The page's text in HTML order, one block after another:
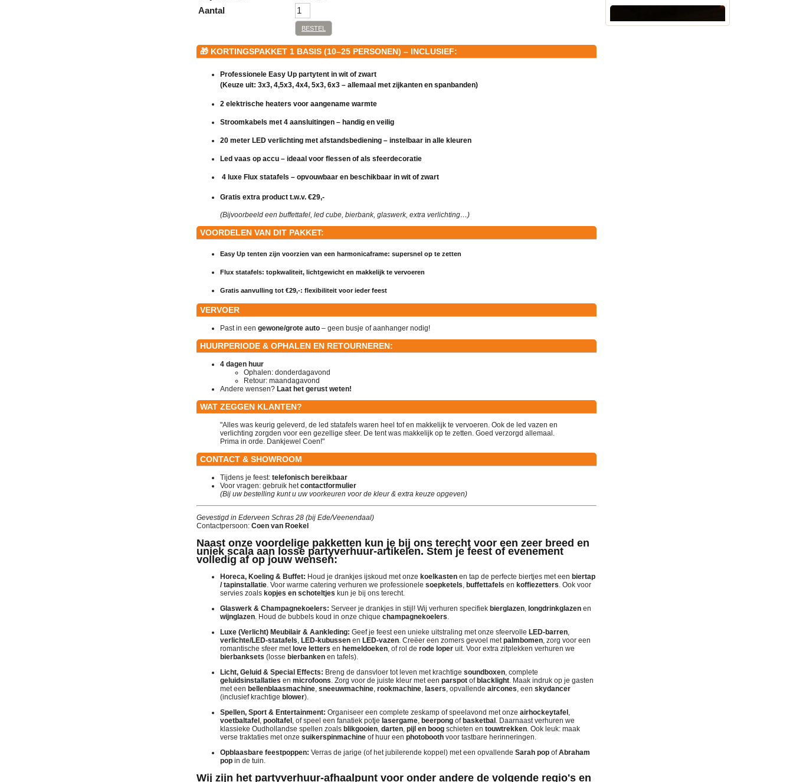
Aantal
BESTEL
🎁 KORTINGSPAKKET 1 BASIS (10–25 PERSONEN) – INCLUSIEF:
Professionele Easy Up partytent in wit of zwart
(Keuze uit: 3x3, 4,5x3, 4x4, 5x3, 6x3 – allemaal met zijkanten en spanbanden)
2 elektrische heaters voor aangename warmte
Stroomkabels met 4 aansluitingen – handig en veilig
20 meter LED verlichting met afstandsbediening – instelbaar in alle kleuren
Led vaas op accu – ideaal voor flessen of als sfeerdecoratie
4 luxe Flux statafels – opvouwbaar en beschikbaar in wit of zwart
Gratis extra product t.w.v. €29,-
(Bijvoorbeeld een buffettafel, led cube, bierbank, glaswerk, extra verlichting…)
VOORDELEN VAN DIT PAKKET:
Easy Up tenten zijn voorzien van een harmonicaframe: supersnel op te zetten
Flux statafels: topkwaliteit, lichtgewicht en makkelijk te vervoeren
Gratis aanvulling tot €29,-: flexibiliteit voor ieder feest
VERVOER
Past in een gewone/grote auto – geen busje of aanhanger nodig!
HUURPERIODE & OPHALEN EN RETOURNEREN:
4 dagen huur
Ophalen: donderdagavond
Retour: maandagavond
Andere wensen? Laat het gerust weten!
WAT ZEGGEN KLANTEN?
"Alles was keurig geleverd, de led statafels waren heel tof en makkelijk te vervoeren. Ook de led vazen en
verlichting zorgden voor een gezellige sfeer. De tent was makkelijk op te zetten. Goed verzorgd allemaal.
Prima in orde. Dankjewel Coen!"
CONTACT & SHOWROOM
Tijdens je feest: telefonisch bereikbaar
Voor vragen: gebruik hetcontactformulier
(Bij uw bestelling kunt u uw voorkeuren voor de kleur & extra keuze opgeven)
Gevestigd in Ederveen Schras 28 (bij Ede/Veenendaal)
Contactpersoon: Coen van Roekel
Naast onze voordelige pakketten kun je bij ons terecht voor een zeer breed en
uniek scala aan losse partyverhuur-artikelen. Stem je feest of evenement
volledig af op jouw wensen:
Horeca, Koeling & Buffet: Houd je drankjes ijskoud met onze koelkasten en tap de perfecte biertjes met een biertap
/ tapinstallatie . Voor warme catering verhuren we professionele soepketels buffettafels en koffiezetters . Ook voor
servies zoals kopjes en schoteltjes kun je bij ons terecht.
Glaswerk & Champagnekoelers: Serveer je drankjes in stijl! Wij verhuren specifiek bierglazen longdrinkglazen en
wijnglazen . Houd de bubbels koud in onze chique champagnekoelers
Luxe (Verlicht) Meubilair & Aankleding: Geef je feest een unieke uitstraling met onze sfeervolle LED-barren
verlichte/LED-statafels LED-kubussen en LED-vazen . Creëer een zomers gevoel metpalmbomen , zorg voor een
romantische sfeer metlove letters en hemeldoeken , of rol de rode loper uit. Voor extra zitplekken verhuren we
bierbanksets (losse bierbanken en tafels).
Licht, Geluid & Special Effects: Breng de dansvloer tot leven met krachtige soundboxen , complete
geluidsinstallaties en microfoons . Zorg voor de juiste kleur met een parspot ofblacklight . Maak indruk op je gasten
met een bellenblaasmachine sneeuwmachine rookmachine lasers , opvallende aircones , een skydancer
(inclusief krachtige blower).
Spellen, Sport & Entertainment: Organiseer een complete zeskamp of speelavond met onze airhockeytafel
voetbaltafel pooltafel , of speel een fanatiek potje lasergame beerpong ofbasketbal . Daarnaast verhuren we
klassieke Oudhollandse spellen zoals blikgooien darten pijl en boog schieten en touwtrekken . Ook leuk: maak
verse traktaties met onze suikerspinmachine of huur een photobooth voor tastbare herinneringen.
Opblaasbare feestpoppen: Verras de jarige (of het jubilerende koppel) met een opvallende Sarah pop ofAbraham
pop in de tuin.
Wij zijn het partyverhuur-afhaalpunt voor onder andere de volgende regio's en